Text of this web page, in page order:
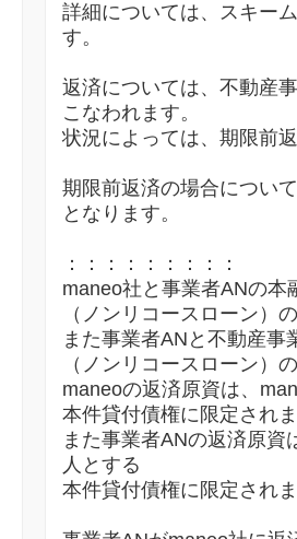
詳細については、スキー
す。
返済については、不動産
こなわれます。
状況によっては、期限前
期限前返済の場合につい
となります。
：：：：：：：：：
maneo社と事業者ANの本
（ノンリコースローン）
また事業者ANと不動産
（ノンリコースローン）
maneoの返済原資は、
本件貸付債権に限定されま
また事業者ANの返済原
人とする
本件貸付債権に限定されま